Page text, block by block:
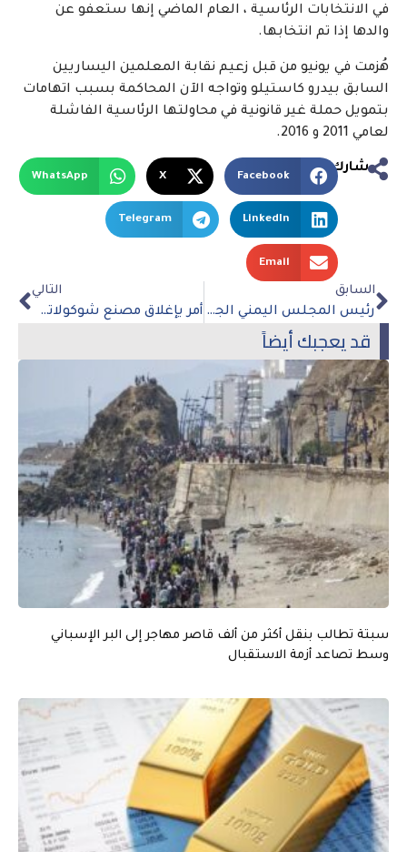
في الانتخابات الرئاسية ، العام الماضي إنها ستعفو عن
والدها إذا تم انتخابها.
هُزمت في يونيو من قبل زعيم نقابة المعلمين اليساريين
السابق بيدرو كاستيلو وتواجه الآن المحاكمة بسبب اتهامات
بتمويل حملة غير قانونية في محاولتها الرئاسية الفاشلة
لعامي 2011 و 2016.
شارك
Facebook
X
WhatsApp
LinkedIn
Telegram
Email
السابق
رئيس المجلس اليمني الجديد يعد “بإنهاء الحرب”
التالي
أمر يإغلاق مصنع شوكولاتة كيندر
قد يعجبك أيضاً
سبتة تطالب بنقل أكثر من ألف قاصر مهاجر إلى البر الإسباني
وسط تصاعد أزمة الاستقبال